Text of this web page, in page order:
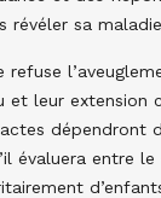
révéler sa
refuse
et leur
dépendront
évaluera entre